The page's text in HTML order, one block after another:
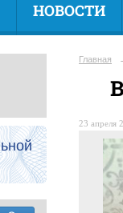
НОВОСТИ
Главная
23 апреля